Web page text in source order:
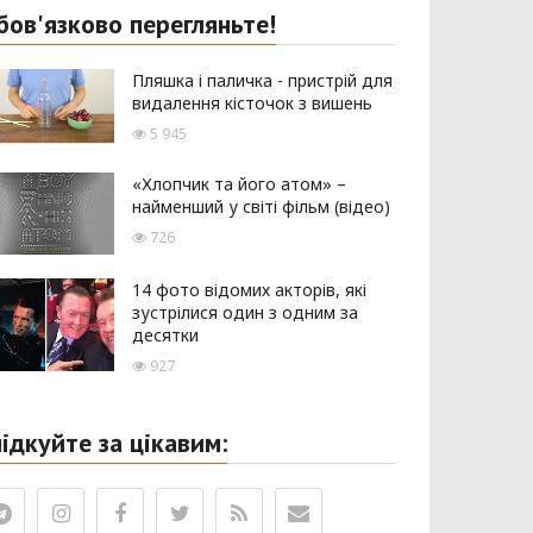
перегляньте!
Пляшка і паличка - пристрій для
видалення кісточок з вишень
5 945
«Хлопчик та його атом» –
найменший у світі фільм (відео)
726
14 фото відомих акторів, які
зустрілися один з одним за
десятки
927
за цікавим: